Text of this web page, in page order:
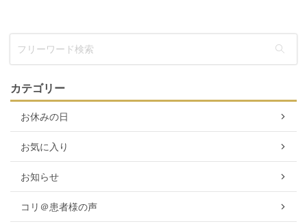
カテゴリー
お休みの日
お気に入り
お知らせ
コリ＠患者様の声